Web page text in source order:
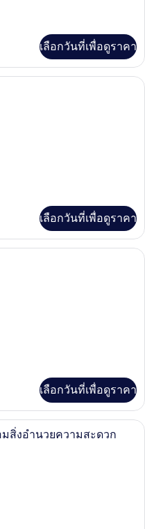
เลือกวันที่เพื่อดูราคา
เลือกวันที่เพื่อดูราคา
เลือกวันที่เพื่อดูราคา
องนอนระดับพรีเมียม, ผ้านวมขนเ
มสิ่งอำนวยความสะดวก